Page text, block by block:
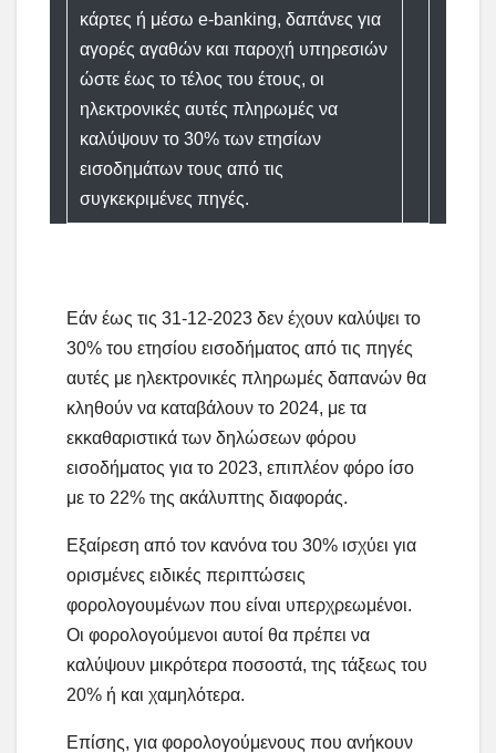
κάρτες ή μέσω e-banking, δαπάνες για
αγορές αγαθών και παροχή υπηρεσιών
ώστε έως το τέλος του έτους, οι
ηλεκτρονικές αυτές πληρωμές να
καλύψουν το 30% των ετησίων
εισοδημάτων τους από τις
συγκεκριμένες πηγές.
Εάν έως τις 31-12-2023 δεν έχουν καλύψει το
30% του ετησίου εισοδήματος από τις πηγές
αυτές με ηλεκτρονικές πληρωμές δαπανών θα
κληθούν να καταβάλουν το 2024, με τα
εκκαθαριστικά των δηλώσεων φόρου
εισοδήματος για το 2023, επιπλέον φόρο ίσο
με το 22% της ακάλυπτης διαφοράς.
Εξαίρεση από τον κανόνα του 30% ισχύει για
ορισμένες ειδικές περιπτώσεις
φορολογουμένων που είναι υπερχρεωμένοι.
Οι φορολογούμενοι αυτοί θα πρέπει να
καλύψουν μικρότερα ποσοστά, της τάξεως του
20% ή και χαμηλότερα.
Επίσης, για φορολογούμενους που ανήκουν